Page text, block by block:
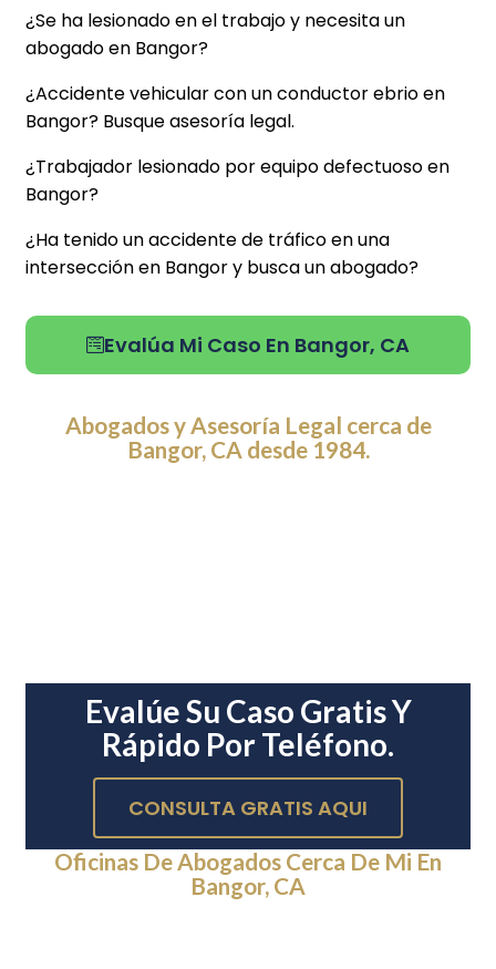
¿Se ha lesionado en el trabajo y necesita un
abogado en Bangor?
¿Accidente vehicular con un conductor ebrio en
Bangor? Busque asesoría legal.
¿Trabajador lesionado por equipo defectuoso en
Bangor?
¿Ha tenido un accidente de tráfico en una
intersección en Bangor y busca un abogado?
Evalúa Mi Caso En Bangor, CA
Abogados y Asesoría Legal cerca de
Bangor, CA desde 1984.
Evalúe Su Caso Gratis Y
Rápido Por Teléfono.
CONSULTA GRATIS AQUI
Oficinas De Abogados Cerca De Mi En
Bangor, CA